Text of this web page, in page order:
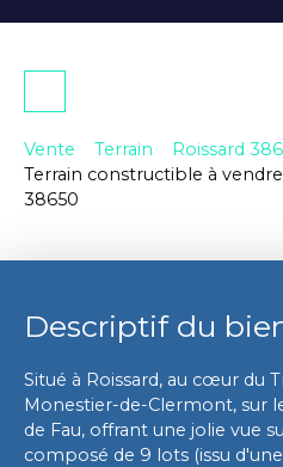
Vente Terrain
Roissard
Terrain constructible à
38650
Descriptif du
Situé à Roissard, au cœur du
Monestier-de-Clermont, sur
de Fau, offrant une jolie vue
composé de 9 lots (issu